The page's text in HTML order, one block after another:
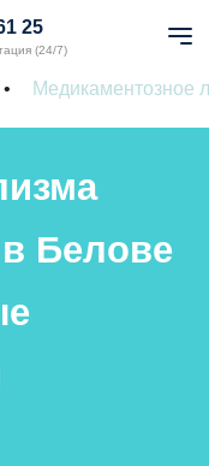
25
(24/7)
Медикаментозное
Белове